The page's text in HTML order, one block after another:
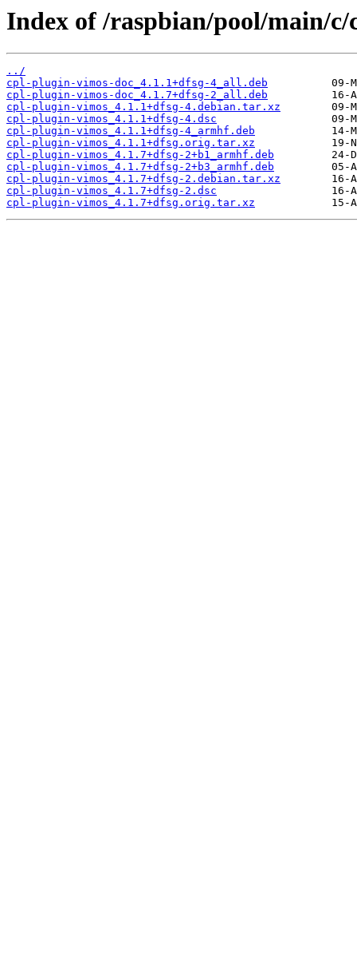
Index of /raspbian/pool/main/
../
cpl-plugin-vimos-doc_4.1.1+dfsg-4_all.deb
cpl-plugin-vimos-doc_4.1.7+dfsg-2_all.deb
cpl-plugin-vimos_4.1.1+dfsg-4.debian.tar.xz
cpl-plugin-vimos_4.1.1+dfsg-4.dsc
cpl-plugin-vimos_4.1.1+dfsg-4_armhf.deb
cpl-plugin-vimos_4.1.1+dfsg.orig.tar.xz
cpl-plugin-vimos_4.1.7+dfsg-2+b1_armhf.deb
cpl-plugin-vimos_4.1.7+dfsg-2+b3_armhf.deb
cpl-plugin-vimos_4.1.7+dfsg-2.debian.tar.xz
cpl-plugin-vimos_4.1.7+dfsg-2.dsc
cpl-plugin-vimos_4.1.7+dfsg.orig.tar.xz